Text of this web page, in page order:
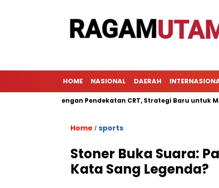
HOME NASIONAL DAERAH
dengan Pendekatan CRT, Strategi Baru untuk
Home / sports
Stoner Buka Suara:
Kata Sang Legenda?